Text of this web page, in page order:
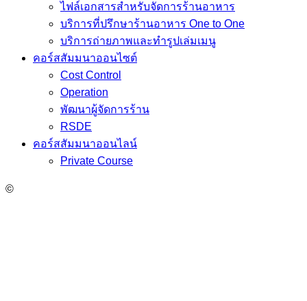
ไฟล์เอกสารสำหรับจัดการร้านอาหาร
บริการที่ปรึกษาร้านอาหาร One to One
บริการถ่ายภาพและทำรูปเล่มเมนู
คอร์สสัมมนาออนไซต์
Cost Control
Operation
พัฒนาผู้จัดการร้าน
RSDE
คอร์สสัมมนาออนไลน์
Private Course
©